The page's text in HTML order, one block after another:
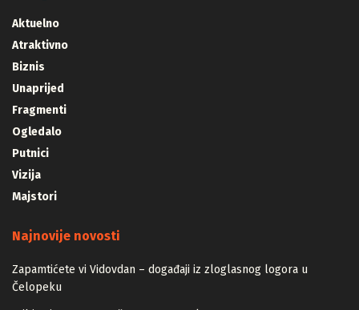
Aktuelno
Atraktivno
Biznis
Unaprijed
Fragmenti
Ogledalo
Putnici
Vizija
Majstori
Najnovije novosti
Zapamtićete vi Vidovdan – događaji iz zloglasnog logora u
Čelopeku